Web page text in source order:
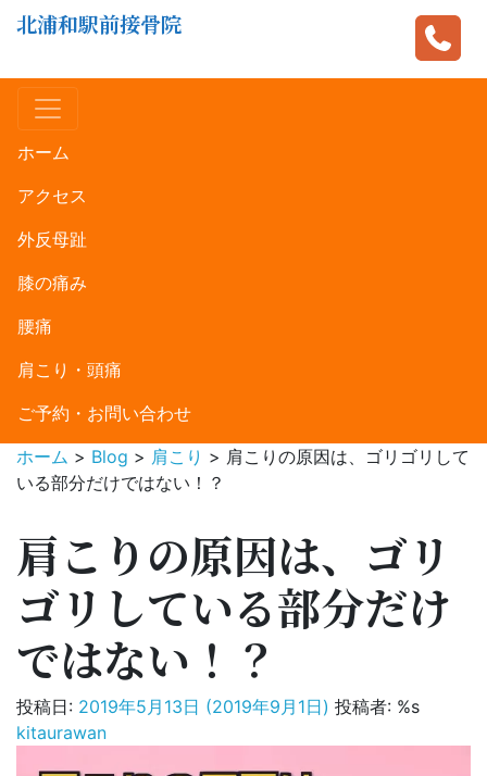
北浦和駅前接骨院
ホーム
アクセス
外反母趾
膝の痛み
腰痛
肩こり・頭痛
ご予約・お問い合わせ
ホーム > Blog > 肩こり > 肩こりの原因は、ゴリゴリして
いる部分だけではない！？
肩こりの原因は、ゴリ
ゴリしている部分だけ
ではない！？
投稿日: 2019年5月13日 (2019年9月1日) 投稿者: %s
kitaurawan